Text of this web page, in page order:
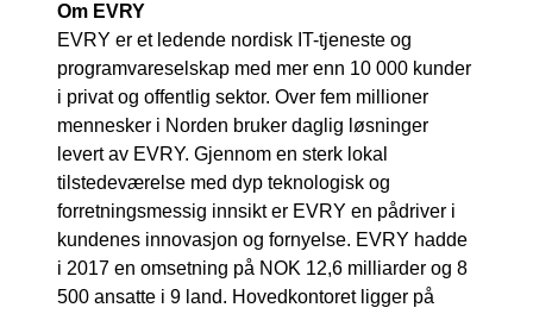
Om EVRY
EVRY er et ledende nordisk IT-tjeneste og
programvareselskap med mer enn 10 000 kunder
i privat og offentlig sektor. Over fem millioner
mennesker i Norden bruker daglig løsninger
levert av EVRY. Gjennom en sterk lokal
tilstedeværelse med dyp teknologisk og
forretningsmessig innsikt er EVRY en pådriver i
kundenes innovasjon og fornyelse. EVRY hadde
i 2017 en omsetning på NOK 12,6 milliarder og 8
500 ansatte i 9 land. Hovedkontoret ligger på